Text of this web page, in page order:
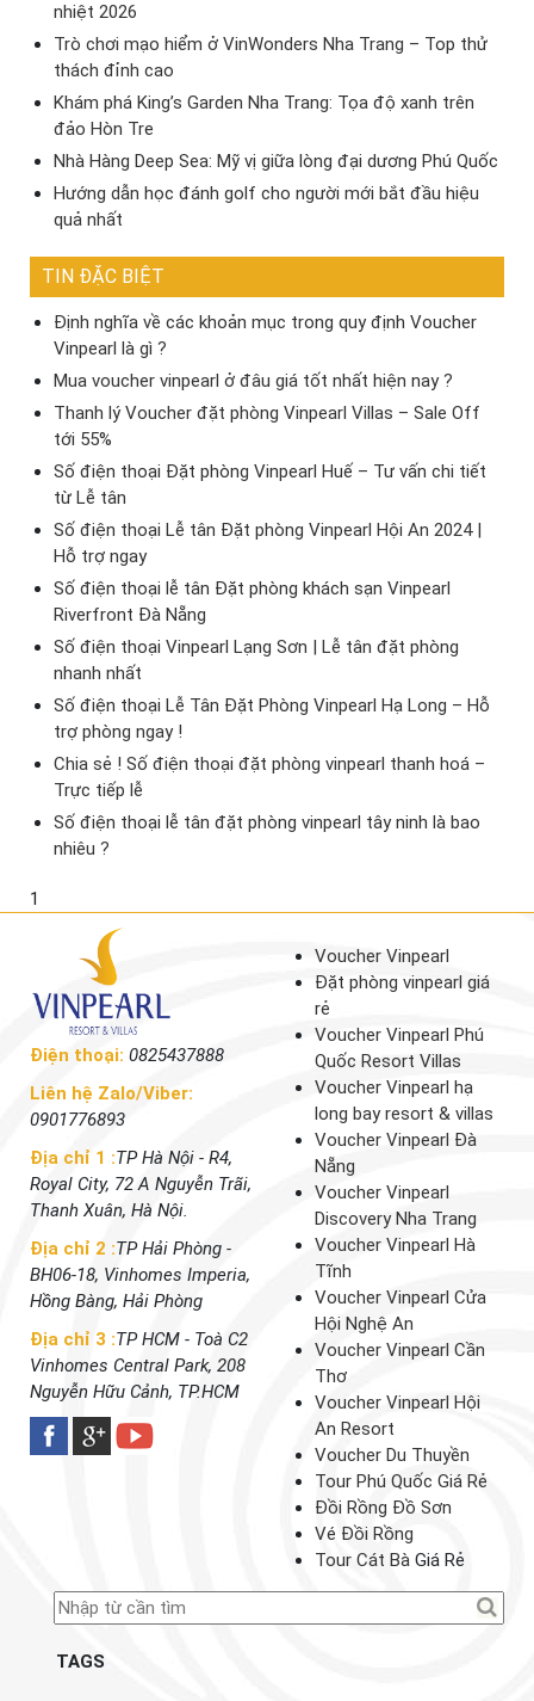
nhiệt 2026
Trò chơi mạo hiểm ở VinWonders Nha Trang – Top thử
thách đỉnh cao
Khám phá King’s Garden Nha Trang: Tọa độ xanh trên
đảo Hòn Tre
Nhà Hàng Deep Sea: Mỹ vị giữa lòng đại dương Phú Quốc
Hướng dẫn học đánh golf cho người mới bắt đầu hiệu
quả nhất
TIN ĐẶC BIỆT
Định nghĩa về các khoản mục trong quy định Voucher
Vinpearl là gì ?
Mua voucher vinpearl ở đâu giá tốt nhất hiện nay ?
Thanh lý Voucher đặt phòng Vinpearl Villas – Sale Off
tới 55%
Số điện thoại Đặt phòng Vinpearl Huế – Tư vấn chi tiết
từ Lễ tân
Số điện thoại Lễ tân Đặt phòng Vinpearl Hội An 2024 |
Hỗ trợ ngay
Số điện thoại lễ tân Đặt phòng khách sạn Vinpearl
Riverfront Đà Nẵng
Số điện thoại Vinpearl Lạng Sơn | Lễ tân đặt phòng
nhanh nhất
Số điện thoại Lễ Tân Đặt Phòng Vinpearl Hạ Long – Hỗ
trợ phòng ngay !
Chia sẻ ! Số điện thoại đặt phòng vinpearl thanh hoá –
Trực tiếp lễ
Số điện thoại lễ tân đặt phòng vinpearl tây ninh là bao
nhiêu ?
1
Điện thoại: 0825437888
Liên hệ Zalo/Viber:
0901776893
Địa chỉ 1 :TP Hà Nội - R4,
Royal City, 72 A Nguyễn Trãi,
Thanh Xuân, Hà Nội.
Địa chỉ 2 :TP Hải Phòng -
BH06-18, Vinhomes Imperia,
Hồng Bàng, Hải Phòng
Địa chỉ 3 :TP HCM - Toà C2
Vinhomes Central Park, 208
Nguyễn Hữu Cảnh, TP.HCM
Voucher Vinpearl
Đặt phòng vinpearl giá
rẻ
Voucher Vinpearl Phú
Quốc Resort Villas
Voucher Vinpearl hạ
long bay resort & villas
Voucher Vinpearl Đà
Nẵng
Voucher Vinpearl
Discovery Nha Trang
Voucher Vinpearl Hà
Tĩnh
Voucher Vinpearl Cửa
Hội Nghệ An
Voucher Vinpearl Cần
Thơ
Voucher Vinpearl Hội
An Resort
Voucher Du Thuyền
Tour Phú Quốc Giá Rẻ
Đồi Rồng Đồ Sơn
Vé Đồi Rồng
Tour Cát Bà Giá Rẻ
TAGS